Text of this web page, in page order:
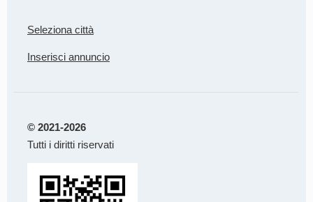
Seleziona città
Inserisci annuncio
© 2021-2026
Tutti i diritti riservati